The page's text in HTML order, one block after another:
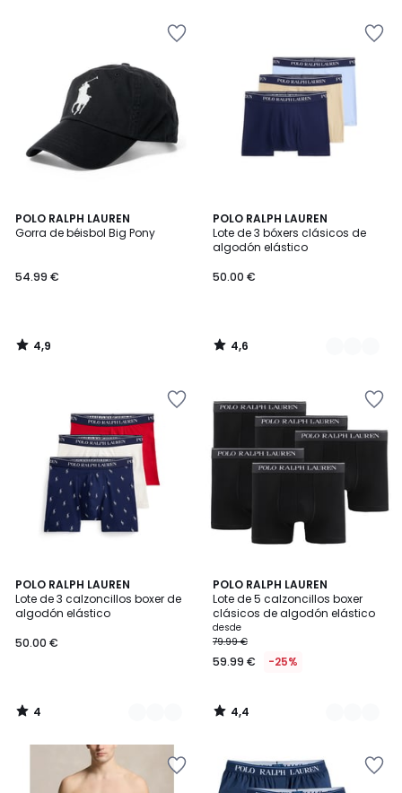
POLO RALPH LAUREN
Gorra de béisbol Big Pony
54.99 €
4,9
/ 5
4,9
/
POLO RALPH LAUREN
Lote de 3 bóxers clásicos de
algodón elástico
50.00 €
4,6
/ 5
13
Colores
4,6
/
POLO RALPH LAUREN
Lote de 3 calzoncillos boxer de
algodón elástico
50.00 €
4
/
5
6
Colores
4
/
POLO RALPH LAUREN
Lote de 5 calzoncillos boxer
clásicos de algodón elástico
desde
79.99 €
59.99 € -25%
4,4
/ 5
5
Colores
4,4
/